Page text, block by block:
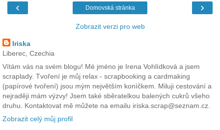
‹ ›
Domovská stránka
Zobrazit verzi pro web
Iriska
Liberec, Czechia
Vítám vás na svém blogu! Mé jméno je Irena Vohlídková a jsem
scraplady. Tvoření je můj relax - scrapbooking a cardmaking
(papírové tvoření) jsou mým největším koníčkem. Miluji cestování a
nejraději mám výzvy! Jsem také sběratelkou balených cukrů všeho
druhu. Kontaktovat mě můžete na emailu iriska.scrap@seznam.cz.
Zobrazit celý můj profil